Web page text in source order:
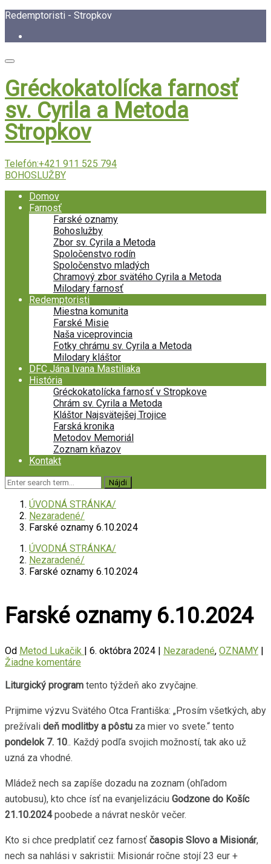
Redemptoristi - Stropkov
Gréckokatolícka farnosť
sv. Cyrila a Metoda
Stropkov
Telefón:+421 911 525 794
BOHOSLUŽBY
Domov
Farnosť
Farské oznamy
Bohoslužby
Zbor sv. Cyrila a Metoda
Spoločenstvo rodín
Spoločenstvo mladých
Chramový zbor svätého Cyrila a Metoda
Milodary farnosť
Redemptoristi
Miestna komunita
Farské Misie
Naša viceprovincia
Fotky chrámu sv. Cyrila a Metoda
Milodary kláštor
DFC Jána Ivana Mastiliaka
História
Gréckokatolícka farnosť v Stropkove
Chrám sv. Cyrila a Metoda
Kláštor Najsvätejšej Trojice
Farská kronika
Metodov Memoriál
Zoznam kňazov
Kontakt
ÚVODNÁ STRÁNKA
Nezaradené
Farské oznamy 6.10.2024
ÚVODNÁ STRÁNKA
Nezaradené
Farské oznamy 6.10.2024
Farské oznamy 6.10.2024
Od Metod Lukačik | 6. októbra 2024 | Nezaradené, OZNAMY |
Žiadne komentáre
Liturgický program tento týždeň ako zvyčajne.
Prijmime výzvu Svätého Otca Františka: „Prosím všetkých, aby
prežívali deň modlitby a pôstu za mier vo svete.“ tento
pondelok 7. 10.. Každý podľa svojich možností, tak ako už
uzná za vhodné.
Mládež nech sa zapíše dozadu na zoznam (ohľadom
autobusu), kto chce ísť na evanjelizáciu Godzone do Košíc
21.10.2024poobede a návrat neskôr večer.
Kto si chce predplatiť cez farnosť časopis Slovo a Misionár,
nech sa nahlási v sakristii: Misionár ročne stojí 23 eur +